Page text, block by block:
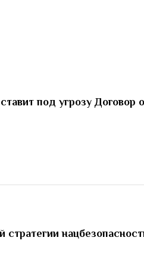
под угрозу Договор о
стратегии